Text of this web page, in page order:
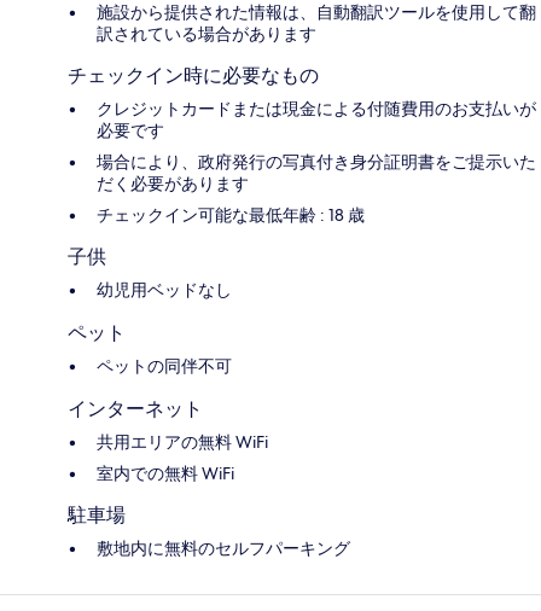
施設から提供された情報は、自動翻訳ツールを使用して翻
訳されている場合があります
チェックイン時に必要なもの
クレジットカードまたは現金による付随費用のお支払いが
必要です
場合により、政府発行の写真付き身分証明書をご提示いた
だく必要があります
チェックイン可能な最低年齢 : 18 歳
子供
幼児用ベッドなし
ペット
ペットの同伴不可
インターネット
共用エリアの無料 WiFi
室内での無料 WiFi
駐車場
敷地内に無料のセルフパーキング